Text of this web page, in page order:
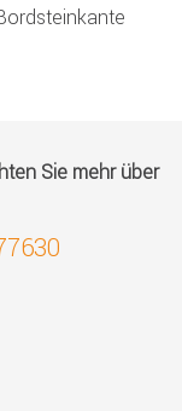
Sie mehr über